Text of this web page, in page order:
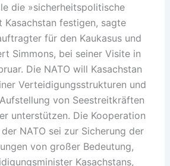
die »sicherheitspolitische
Kasachstan festigen, sagte
für den Kaukasus und
Simmons, bei seiner Visite in
Die NATO will Kasachstan
Verteidigungsstrukturen und
von Seestreitkräften
unterstützen. Die Kooperation
NATO sei zur Sicherung der
von großer Bedeutung,
Kasachstans,